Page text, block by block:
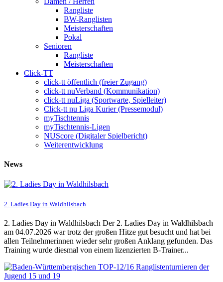
Rangliste
BW-Ranglisten
Meisterschaften
Pokal
Senioren
Rangliste
Meisterschaften
Click-TT
click-tt öffentlich (freier Zugang)
click-tt nuVerband (Kommunikation)
click-tt nuLiga (Sportwarte, Spielleiter)
Click-tt nu Liga Kurier (Pressemodul)
myTischtennis
myTischtennis-Ligen
NUScore (Digitaler Spielbericht)
Weiterentwicklung
News
2. Ladies Day in Waldhilsbach
2. Ladies Day in Waldhilsbach Der 2. Ladies Day in Waldhilsbach
am 04.07.2026 war trotz der großen Hitze gut besucht und hat bei
allen Teilnehmerinnen wieder sehr großen Anklang gefunden. Das
Training wurde diesmal von einem lizenzierten B-Trainer...